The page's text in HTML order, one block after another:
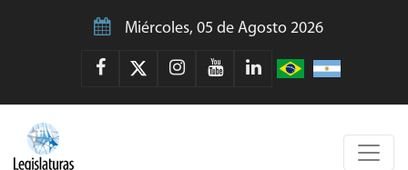
Miércoles, 05 de Agosto 2026